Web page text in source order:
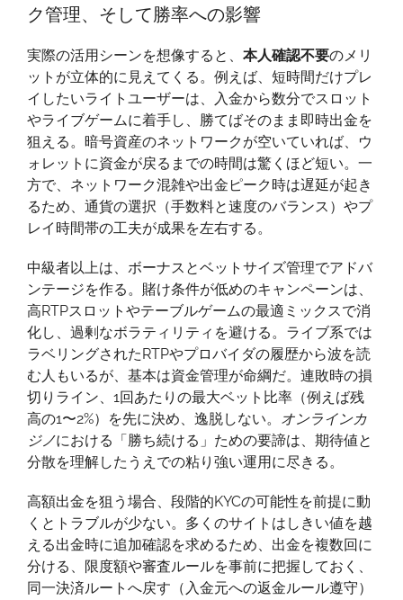
ク管理、そして勝率への影響
実際の活用シーンを想像すると、 本人確認不要のメリ
ットが立体的に見えてくる。例えば、短時間だけプレ
イしたいライトユーザーは、入金から数分でスロット
やライブゲームに着手し、勝てばそのまま即時出金を
狙える。暗号資産のネットワークが空いていれば、ウ
ォレットに資金が戻るまでの時間は驚くほど短い。一
方で、ネットワーク混雑や出金ピーク時は遅延が起き
るため、通貨の選択（手数料と速度のバランス）やプ
レイ時間帯の工夫が成果を左右する。
中級者以上は、ボーナスとベットサイズ管理でアドバ
ンテージを作る。賭け条件が低めのキャンペーンは、
高RTPスロットやテーブルゲームの最適ミックスで消
化し、過剰なボラティリティを避ける。ライブ系では
ラベリングされたRTPやプロバイダの履歴から波を読
む人もいるが、基本は資金管理が命綱だ。連敗時の損
切りライン、1回あたりの最大ベット比率（例えば残
高の1〜2%）を先に決め、逸脱しない。 オンラインカ
ジノにおける「勝ち続ける」ための要諦は、期待値と
分散を理解したうえでの粘り強い運用に尽きる。
高額出金を狙う場合、段階的KYCの可能性を前提に動
くとトラブルが少ない。多くのサイトはしきい値を越
える出金時に追加確認を求めるため、出金を複数回に
分ける、限度額や審査ルールを事前に把握しておく、
同一決済ルートへ戻す（入金元への返金ルール遵守）